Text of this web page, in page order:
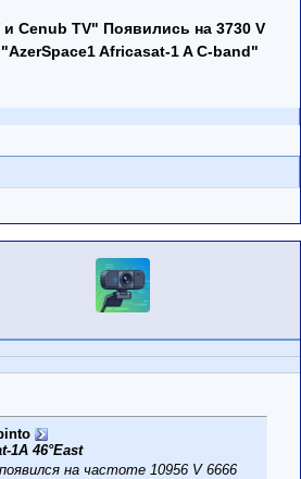
Cenub TV" Появились на 3730 V
Africasat-1 A C-band"
1A 46°East
появился на частоте 10956 V 6666